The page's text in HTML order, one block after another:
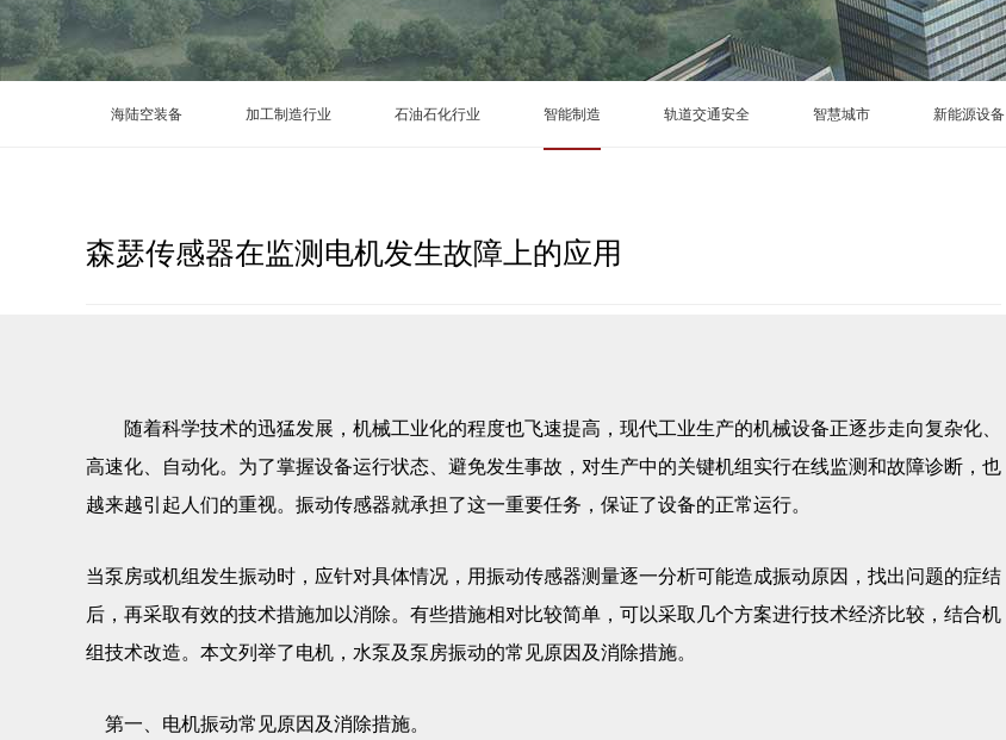
海陆空装备 加工制造行业 石油石化行业 智能制造 轨道交通安全 智慧城市 新能源设备
森瑟传感器在监测电机发生故障上的应用
随着科学技术的迅猛发展，机械工业化的程度也飞速提高，现代工业生产的机械设备正逐步走向复杂化、
高速化、自动化。为了掌握设备运行状态、避免发生事故，对生产中的关键机组实行在线监测和故障诊断，也
越来越引起人们的重视。振动传感器就承担了这一重要任务，保证了设备的正常运行。
当泵房或机组发生振动时，应针对具体情况，用振动传感器测量逐一分析可能造成振动原因，找出问题的症结
后，再采取有效的技术措施加以消除。有些措施相对比较简单，可以采取几个方案进行技术经济比较，结合机
组技术改造。本文列举了电机，水泵及泵房振动的常见原因及消除措施。
第一、电机振动常见原因及消除措施。